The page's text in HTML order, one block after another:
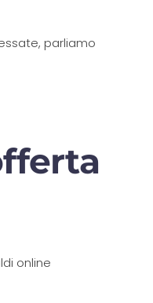
parliamo
online